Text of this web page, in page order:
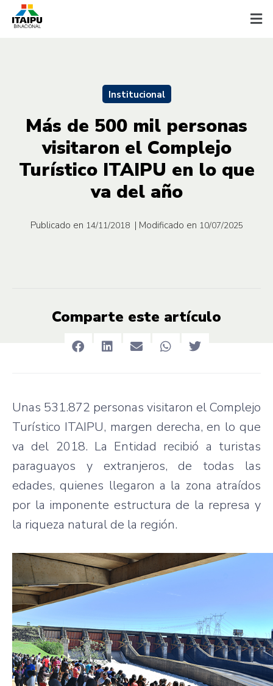
Institucional
Más de 500 mil personas
visitaron el Complejo
Turístico ITAIPU en lo que
va del año
Publicado en 14/11/2018 | Modificado en 10/07/2025
Comparte este artículo
Unas 531.872 personas visitaron el Complejo
Turístico ITAIPU, margen derecha, en lo que
va del 2018. La Entidad recibió a turistas
paraguayos y extranjeros, de todas las
edades, quienes llegaron a la zona atraídos
por la imponente estructura de la represa y
la riqueza natural de la región.